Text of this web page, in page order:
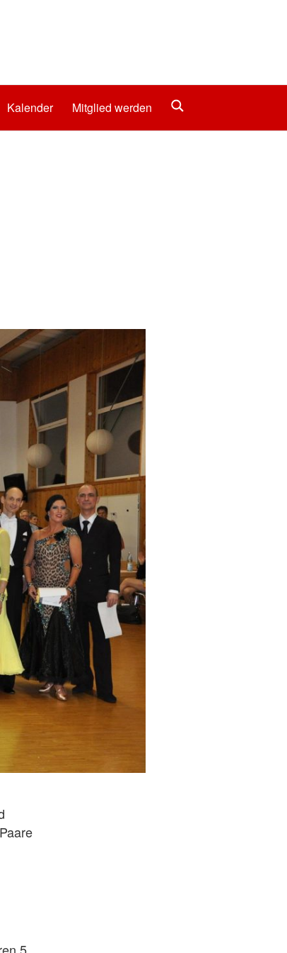
Kalender Mitglied werden